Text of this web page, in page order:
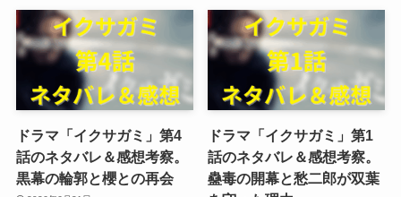
ドラマ「イクサガミ」第4
話のネタバレ＆感想考察。
黒幕の輪郭と櫻との再会
ドラマ「イクサガミ」第1
話のネタバレ＆感想考察。
蠱毒の開幕と愁二郎が双葉